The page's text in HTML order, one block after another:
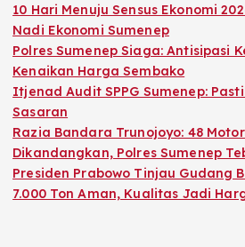
10 Hari Menuju Sensus Ekonomi
Nadi Ekonomi Sumenep
Polres Sumenep Siaga: Antisipasi
Kenaikan Harga Sembako
Itjenad Audit SPPG Sumenep:
Sasaran
Razia Bandara Trunojoyo: 48
Dikandangkan, Polres Sumenep
Presiden Prabowo Tinjau Gudang
7.000 Ton Aman, Kualitas Jadi